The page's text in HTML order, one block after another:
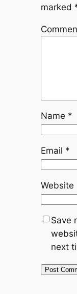
marked
Name *
Email *
Website
Save
next